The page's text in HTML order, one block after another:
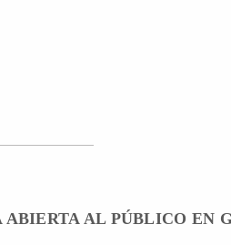
AL PÚBLICO EN